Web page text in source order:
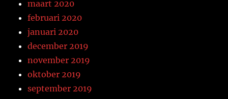
maart 2020
februari 2020
januari 2020
december 2019
november 2019
oktober 2019
september 2019